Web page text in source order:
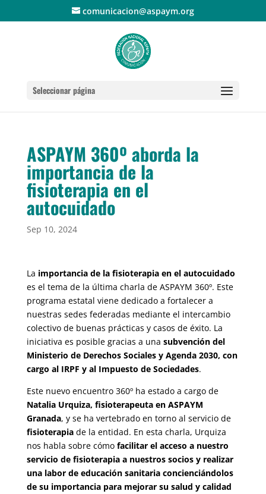
comunicacion@aspaym.org
Seleccionar página
ASPAYM 360º aborda la
importancia de la
fisioterapia en el
autocuidado
Sep 10, 2024
La importancia de la fisioterapia en el autocuidado
es el tema de la última charla de ASPAYM 360º. Este
programa estatal viene dedicado a fortalecer a
nuestras sedes federadas mediante el intercambio
colectivo de buenas prácticas y casos de éxito. La
iniciativa es posible gracias a una subvención del
Ministerio de Derechos Sociales y Agenda 2030, con
cargo al IRPF y al Impuesto de Sociedades.
Este nuevo encuentro 360º ha estado a cargo de
Natalia Urquiza, fisioterapeuta en ASPAYM
Granada, y se ha vertebrado en torno al servicio de
fisioterapia de la entidad. En esta charla, Urquiza
nos habla sobre cómo facilitar el acceso a nuestro
servicio de fisioterapia a nuestros socios y realizar
una labor de educación sanitaria concienciándolos
de su importancia para mejorar su salud y calidad